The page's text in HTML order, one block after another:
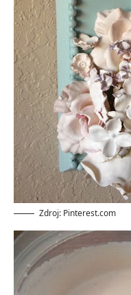
Zdroj: Pinterest.com